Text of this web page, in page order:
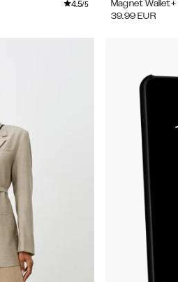
4.5/5
Magnet Wallet+
39.99 EUR